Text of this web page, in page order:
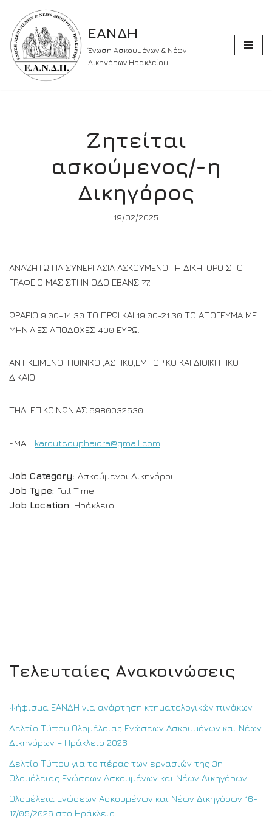
Skip
to
content
ΕΑΝΔΗ
Ένωση Ασκουμένων & Νέων
Δικηγόρων Ηρακλείου
Ζητείται
ασκούμενος/-η
Δικηγόρος
19/02/2025
ΑΝΑΖΗΤΩ ΓΙΑ ΣΥΝΕΡΓΑΣΙΑ ΑΣΚΟΥΜΕΝΟ -Η ΔΙΚΗΓΟΡΟ ΣΤΟ
ΓΡΑΦΕΙΟ ΜΑΣ ΣΤΗΝ ΟΔΟ ΕΒΑΝΣ 77.
ΩΡΑΡΙΟ 9.00-14.30 ΤΟ ΠΡΩΙ ΚΑΙ 19.00-21.30 ΤΟ ΑΠΟΓΕΥΜΑ ΜΕ
ΜΗΝΙΑΙΕΣ ΑΠΟΔΟΧΕΣ 400 ΕΥΡΩ.
ΑΝΤΙΚΕΙΜΕΝΟ: ΠΟΙΝΙΚΟ ,ΑΣΤΙΚΟ,ΕΜΠΟΡΙΚΟ ΚΑΙ ΔΙΟΙΚΗΤΙΚΟ
ΔΙΚΑΙΟ
ΤΗΛ. ΕΠΙΚΟΙΝΩΝΙΑΣ 6980032530
EMAIL karoutsouphaidra@gmail.com
Job Category: Ασκούμενοι Δικηγόροι
Job Type: Full Time
Job Location: Ηράκλειο
Τελευταίες Ανακοινώσεις
Ψήφισμα ΕΑΝΔΗ για ανάρτηση κτηματολογικών πινάκων
Δελτίο Τύπου Ολομέλειας Ενώσεων Ασκουμένων και Νέων
Δικηγόρων – Ηράκλειο 2026
Δελτίο Τύπου για το πέρας των εργασιών της 3η
Ολομέλειας Ενώσεων Ασκουμένων και Νέων Δικηγόρων
Ολομέλεια Ενώσεων Ασκουμένων και Νέων Δικηγόρων 16-
17/05/2026 στο Ηράκλειο